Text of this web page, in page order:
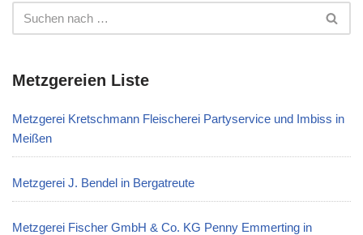
Metzgereien Liste
Metzgerei Kretschmann Fleischerei Partyservice und Imbiss in
Meißen
Metzgerei J. Bendel in Bergatreute
Metzgerei Fischer GmbH & Co. KG Penny Emmerting in